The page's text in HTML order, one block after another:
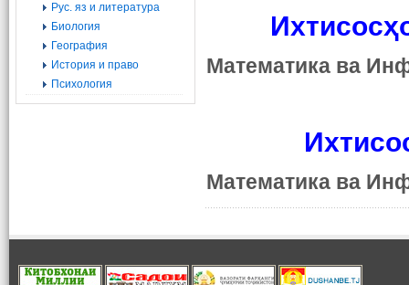
Рус. яз и литература
Биология
География
История и право
Психология
Математика ва
Математика ва